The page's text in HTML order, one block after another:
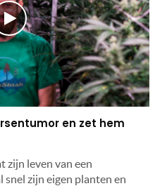
en zet hem
zijn leven van een
zijn eigen planten en